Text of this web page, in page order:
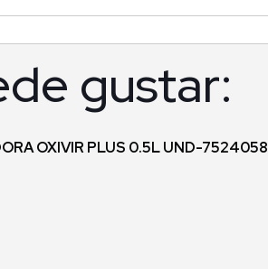
gustar:
OXIVIR PLUS 0.5L UND-7524058